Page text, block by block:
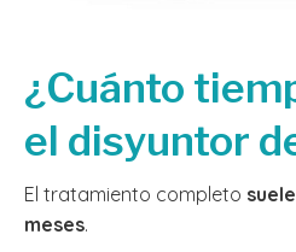
¿Cuánto
el disyuntor
El tratamiento completo
meses.